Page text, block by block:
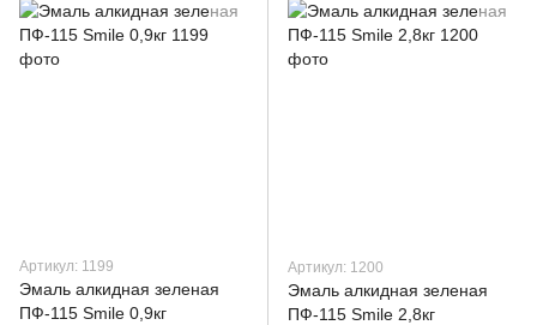
Артикул: 1199
Эмаль алкидная зеленая
ПФ-115 Smile 0,9кг
Артикул: 1200
Эмаль алкидная зеленая
ПФ-115 Smile 2,8кг